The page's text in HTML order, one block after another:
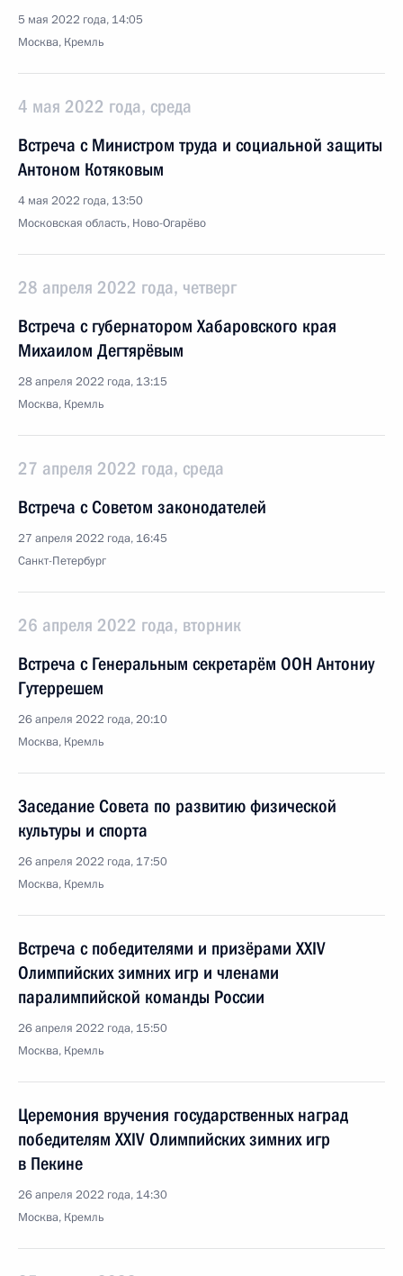
5 мая 2022 года, 14:05
Москва, Кремль
4 мая 2022 года, среда
Встреча с Министром труда и социальной защиты
Антоном Котяковым
4 мая 2022 года, 13:50
Московская область, Ново-Огарёво
28 апреля 2022 года, четверг
Встреча с губернатором Хабаровского края
Михаилом Дегтярёвым
28 апреля 2022 года, 13:15
Москва, Кремль
27 апреля 2022 года, среда
Встреча с Советом законодателей
27 апреля 2022 года, 16:45
Санкт-Петербург
26 апреля 2022 года, вторник
Встреча с Генеральным секретарём ООН Антониу
Гутеррешем
26 апреля 2022 года, 20:10
Москва, Кремль
Заседание Совета по развитию физической
культуры и спорта
26 апреля 2022 года, 17:50
Москва, Кремль
Встреча с победителями и призёрами XXIV
Олимпийских зимних игр и членами
паралимпийской команды России
26 апреля 2022 года, 15:50
Москва, Кремль
Церемония вручения государственных наград
победителям XXIV Олимпийских зимних игр
в Пекине
26 апреля 2022 года, 14:30
Москва, Кремль